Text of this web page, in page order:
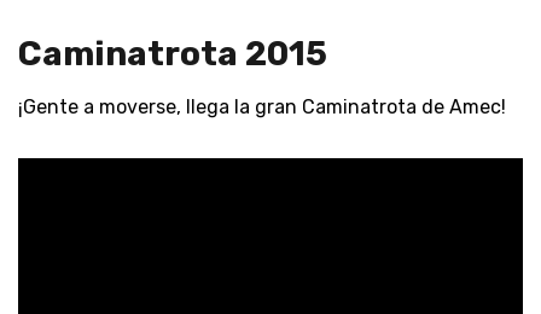
Caminatrota 2015
¡Gente a moverse, llega la gran Caminatrota de Amec!